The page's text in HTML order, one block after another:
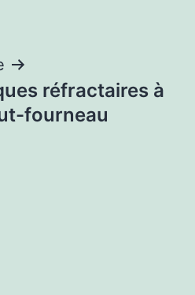
réfractaires à
fourneau